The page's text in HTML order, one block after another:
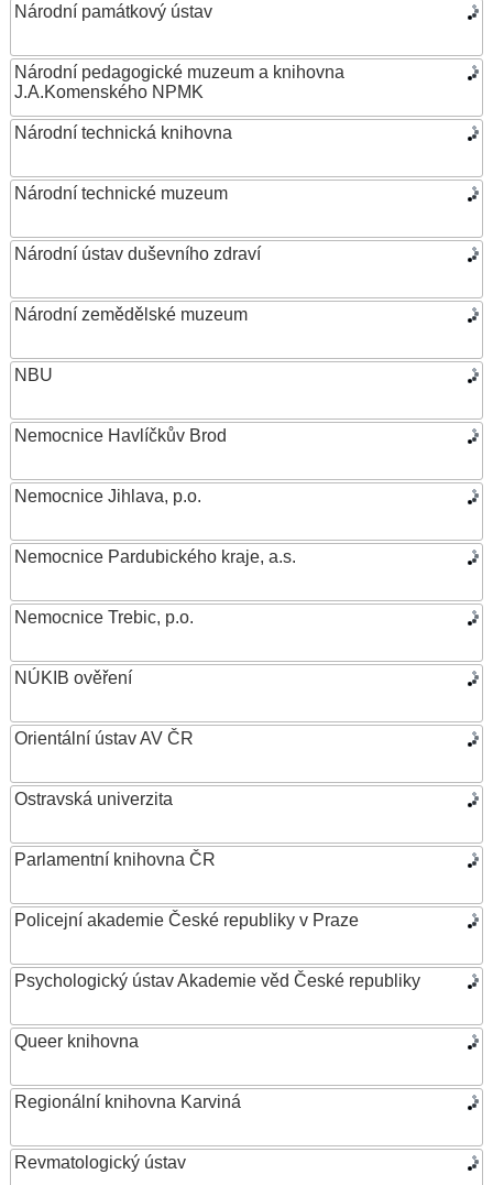
Národní památkový ústav
Národní pedagogické muzeum a knihovna
J.A.Komenského NPMK
Národní technická knihovna
Národní technické muzeum
Národní ústav duševního zdraví
Národní zemědělské muzeum
NBU
Nemocnice Havlíčkův Brod
Nemocnice Jihlava, p.o.
Nemocnice Pardubického kraje, a.s.
Nemocnice Trebic, p.o.
NÚKIB ověření
Orientální ústav AV ČR
Ostravská univerzita
Parlamentní knihovna ČR
Policejní akademie České republiky v Praze
Psychologický ústav Akademie věd České republiky
Queer knihovna
Regionální knihovna Karviná
Revmatologický ústav